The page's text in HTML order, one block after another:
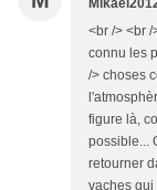
<br /> <br
connu les
/> choses
figure là,
possible...
retourner
vaches qui